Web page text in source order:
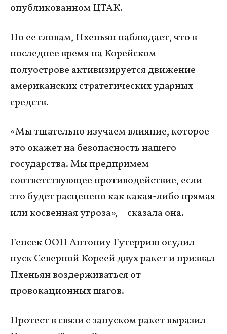
опубликованном ЦТАК.
По ее словам, Пхеньян наблюдает, что в
последнее время на Корейском
полуострове активизируется движение
американских стратегических ударных
средств.
«Мы тщательно изучаем влияние, которое
это окажет на безопасность нашего
государства. Мы предпримем
соответствующее противодействие, если
это будет расценено как какая-либо прямая
или косвенная угроза», – сказала она.
Генсек ООН Антониу Гутерриш осудил
пуск Северной Кореей двух ракет и призвал
Пхеньян воздерживаться от
провокационных шагов.
Протест в связи с запуском ракет выразил